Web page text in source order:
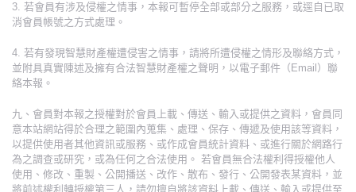
3. 若會員有涉及侵權之情事，本報可暫停全部或部分之服務，或逕自已取
消會員帳號之方式處理。
4. 若有發現智慧財產權遭侵害之情事，請將所遭侵權之情形及聯絡方式，
並附具真實陳述及擁有合法智慧財產權之聲明，以電子郵件（Email）聯
絡本報。
九、會員對本報之授權對於會員上載、傳送、輸入或提供之資料，會員同
意本站網站得於合理之範圍內蒐集、處理、保存、傳遞及使用該等資料，
以提供使用者其他資訊或服務、或作成會員統計資料、或進行關於網路行
為之調查或研究，或為任何之合法使用。 若會員無合法權利得授權他人
使用、修改、重製、公開播送、改作、散布、發行、公開發表某資料，並
將前述權利轉授權第三人，請勿擅自將該資料上載、傳送、輸入或提供至